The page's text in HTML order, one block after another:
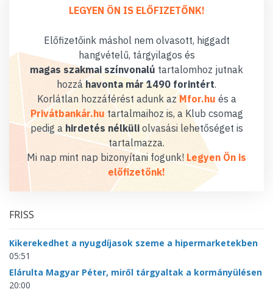
LEGYEN ÖN IS ELŐFIZETŐNK!
Előfizetőink máshol nem olvasott, higgadt
hangvételű, tárgyilagos és
magas szakmai színvonalú tartalomhoz jutnak
hozzáhavonta már 1490 forintért.
Korlátlan hozzáférést adunk az Mfor.hu és a
Privátbankár.hu tartalmaihoz is, a Klub csomag
pedig a hirdetés nélküliolvasási lehetőséget is
tartalmazza.
Mi nap mint nap bizonyítani fogunk! Legyen Ön is
előfizetőnk!
FRISS
Kikerekedhet a nyugdíjasok szeme a hipermarketekben
05:51
Elárulta Magyar Péter, miről tárgyaltak a kormányülésen
20:00